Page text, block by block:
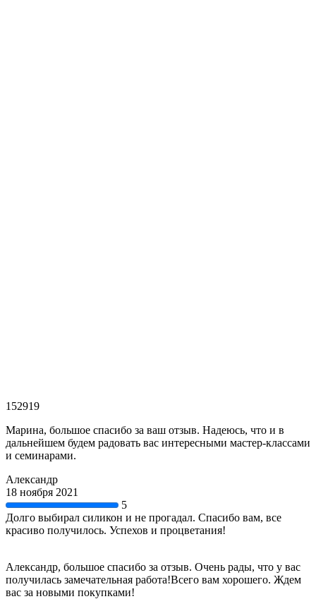
152919
Марина, большое спасибо за ваш отзыв. Надеюсь, что и в
дальнейшем будем радовать вас интересными мастер-классами
и семинарами.
Александр
18 ноября 2021
5
Долго выбирал силикон и не прогадал. Спасибо вам, все
красиво получилось. Успехов и процветания!
Александр, большое спасибо за отзыв. Очень рады, что у вас
получилась замечательная работа!Всего вам хорошего. Ждем
вас за новыми покупками!